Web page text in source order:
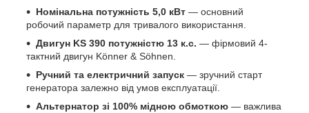
Номінальна потужність 5,0 кВт — основний
робочий параметр для тривалого використання.
Двигун KS 390 потужністю 13 к.с. — фірмовий 4-
тактний двигун Könner & Söhnen.
Ручний та електричний запуск — зручний старт
генератора залежно від умов експлуатації.
Альтернатор зі 100% мідною обмоткою — важлива